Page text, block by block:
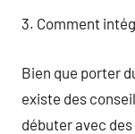
3. Comment
Bien que porter
existe des
débuter avec